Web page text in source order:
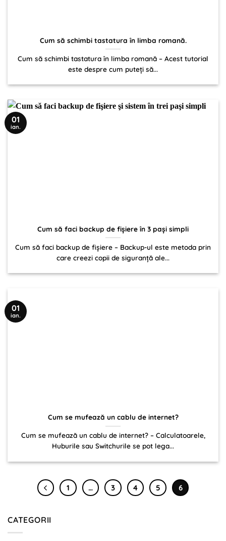
Cum să schimbi tastatura în limba romană.
Cum să schimbi tastatura în limba romană – Acest tutorial
este despre cum puteți să...
Cum să faci backup de fişiere în 3 paşi simpli
Cum să faci backup de fişiere – Backup-ul este metoda prin
care creezi copii de siguranţă ale...
01
ian.
Cum se mufează un cablu de internet?
Cum se mufează un cablu de internet? – Calculatoarele,
Huburile sau Switchurile se pot lega...
01
ian.
1 … 3 4 5 6
CATEGORII